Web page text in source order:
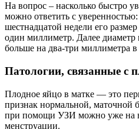
На вопрос – насколько быстро
можно ответить с
шестнадцатой недели его
один миллиметр. Далее диаметр
больше на два-три миллиметра в
Патологии, связанные с
Плодное яйцо в матке — это
признак нормальной, маточной
при помощи УЗИ можно уже на
менструации.